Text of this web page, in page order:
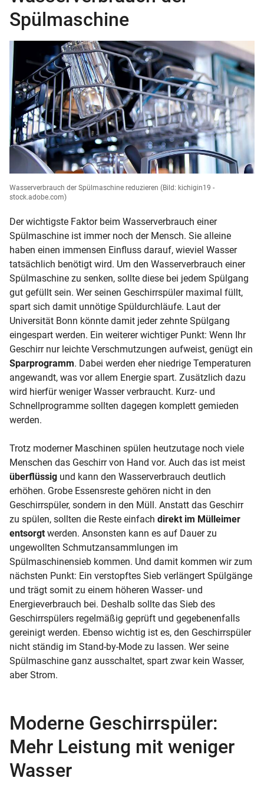
Spülmaschine
Wasserverbrauch der Spülmaschine reduzieren (Bild: kichigin19 -
stock.adobe.com)
Der wichtigste Faktor beim Wasserverbrauch einer
Spülmaschine ist immer noch der Mensch. Sie alleine
haben einen immensen Einfluss darauf, wieviel Wasser
tatsächlich benötigt wird. Um den Wasserverbrauch einer
Spülmaschine zu senken, sollte diese bei jedem Spülgang
gut gefüllt sein. Wer seinen Geschirrspüler maximal füllt,
spart sich damit unnötige Spüldurchläufe. Laut der
Universität Bonn könnte damit jeder zehnte Spülgang
eingespart werden. Ein weiterer wichtiger Punkt: Wenn Ihr
Geschirr nur leichte Verschmutzungen aufweist, genügt ein
Sparprogramm. Dabei werden eher niedrige Temperaturen
angewandt, was vor allem Energie spart. Zusätzlich dazu
wird hierfür weniger Wasser verbraucht. Kurz- und
Schnellprogramme sollten dagegen komplett gemieden
werden.
Trotz moderner Maschinen spülen heutzutage noch viele
Menschen das Geschirr von Hand vor. Auch das ist meist
überflüssig und kann den Wasserverbrauch deutlich
erhöhen. Grobe Essensreste gehören nicht in den
Geschirrspüler, sondern in den Müll. Anstatt das Geschirr
zu spülen, sollten die Reste einfach direkt im Mülleimer
entsorgt werden. Ansonsten kann es auf Dauer zu
ungewollten Schmutzansammlungen im
Spülmaschinensieb kommen. Und damit kommen wir zum
nächsten Punkt: Ein verstopftes Sieb verlängert Spülgänge
und trägt somit zu einem höheren Wasser- und
Energieverbrauch bei. Deshalb sollte das Sieb des
Geschirrspülers regelmäßig geprüft und gegebenenfalls
gereinigt werden. Ebenso wichtig ist es, den Geschirrspüler
nicht ständig im Stand-by-Mode zu lassen. Wer seine
Spülmaschine ganz ausschaltet, spart zwar kein Wasser,
aber Strom.
Moderne Geschirrspüler:
Mehr Leistung mit weniger
Wasser